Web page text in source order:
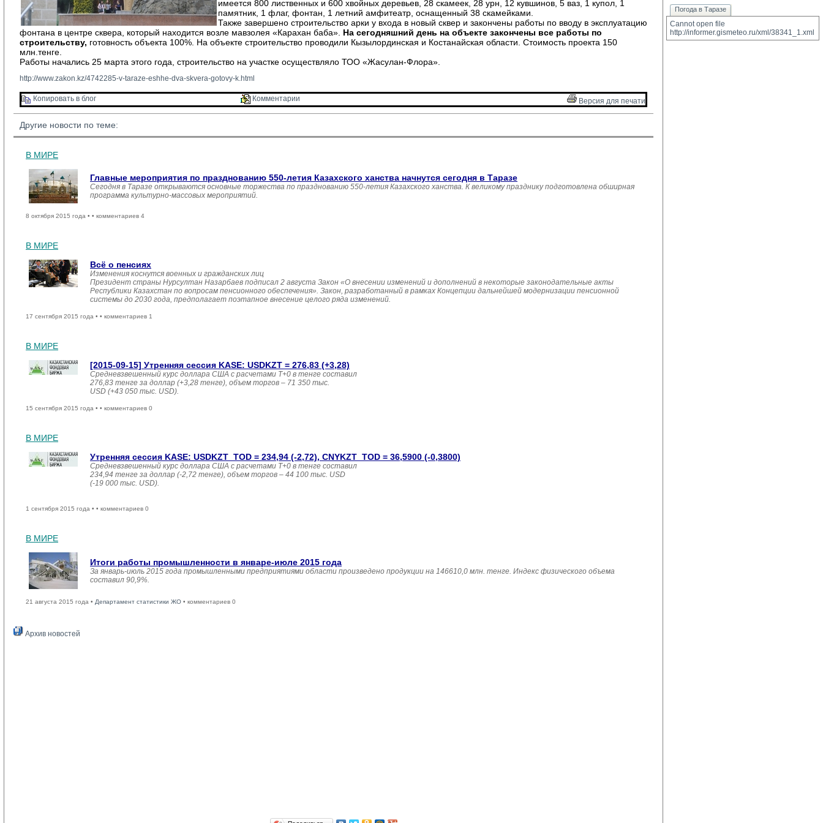
имеется 800 лиственных и 600 хвойных деревьев, 28 скамеек, 28 урн, 12 кувшинов, 5 ваз, 1 купол, 1
памятник, 1 флаг, фонтан, 1 летний амфитеатр, оснащенный 38 скамейками.
Также завершено строительство арки у входа в новый сквер и закончены работы по вводу в эксплуатацию
фонтана в центре сквера, который находится возле мавзолея «Карахан баба». На сегодняшний день на объекте закончены все работы по
строительству, готовность объекта 100%. На объекте строительство проводили Кызылординская и Костанайская области. Стоимость проекта 150
млн.тенге.
Работы начались 25 марта этого года, строительство на участке осуществляло ТОО «Жасулан-Флора».
http://www.zakon.kz/4742285-v-taraze-eshhe-dva-skvera-gotovy-k.html
Копировать в блог Комментарии Версия для печати
Другие новости по теме:
В МИРЕ
Главные мероприятия по празднованию 550-летия Казахского ханства начнутся сегодня в Таразе
Сегодня в Таразе открываются основные торжества по празднованию 550-летия Казахского ханства. К великому празднику подготовлена обширная
программа культурно-массовых мероприятий.
8 октября 2015 года • • комментариев 4
В МИРЕ
Всё о пенсиях
Изменения коснутся военных и гражданских лиц
Президент страны Нурсултан Назарбаев подписал 2 августа Закон «О внесении изменений и дополнений в некоторые законодательные акты
Республики Казахстан по вопросам пенсионного обеспечения». Закон, разработанный в рамках Концепции дальнейшей модернизации пенсионной
системы до 2030 года, предполагает поэтапное внесение целого ряда изменений.
17 сентября 2015 года • • комментариев 1
В МИРЕ
[2015-09-15] Утренняя сессия KASE: USDKZT = 276,83 (+3,28)
Средневзвешенный курс доллара США с расчетами T+0 в тенге составил
276,83 тенге за доллар (+3,28 тенге), объем торгов – 71 350 тыс.
USD (+43 050 тыс. USD).
15 сентября 2015 года • • комментариев 0
В МИРЕ
Утренняя сессия KASE: USDKZT_TOD = 234,94 (-2,72), CNYKZT_TOD = 36,5900 (-0,3800)
Средневзвешенный курс доллара США с расчетами T+0 в тенге составил
234,94 тенге за доллар (-2,72 тенге), объем торгов – 44 100 тыс. USD
(-19 000 тыс. USD).
1 сентября 2015 года • • комментариев 0
В МИРЕ
Итоги работы промышленности в январе-июле 2015 года
За январь-июль 2015 года промышленными предприятиями области произведено продукции на 146610,0 млн. тенге. Индекс физического объема
составил 90,9%.
21 августа 2015 года • Департамент статистики ЖО • комментариев 0
Архив новостей
Погода в Таразе
Cannot open file
http://informer.gismeteo.ru/xml/38341_1.xml